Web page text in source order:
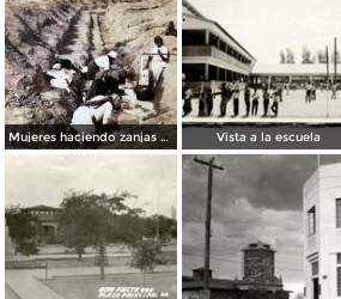
Mujeres haciendo zanjas de defensa ( Circulada en 1915 ). Vista a la escuela